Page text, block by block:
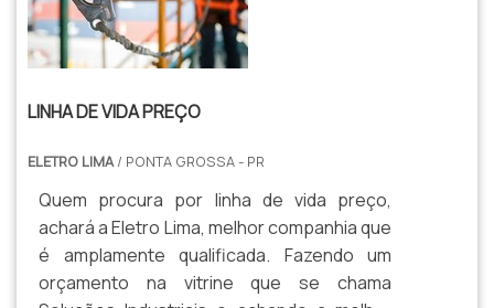
LINHA DE VIDA PREÇO
ELETRO LIMA/ PONTA GROSSA - PR
Quem procura por linha de vida preço,
achará a Eletro Lima, melhor companhia que
é amplamente qualificada. Fazendo um
orçamento na vitrine que se chama